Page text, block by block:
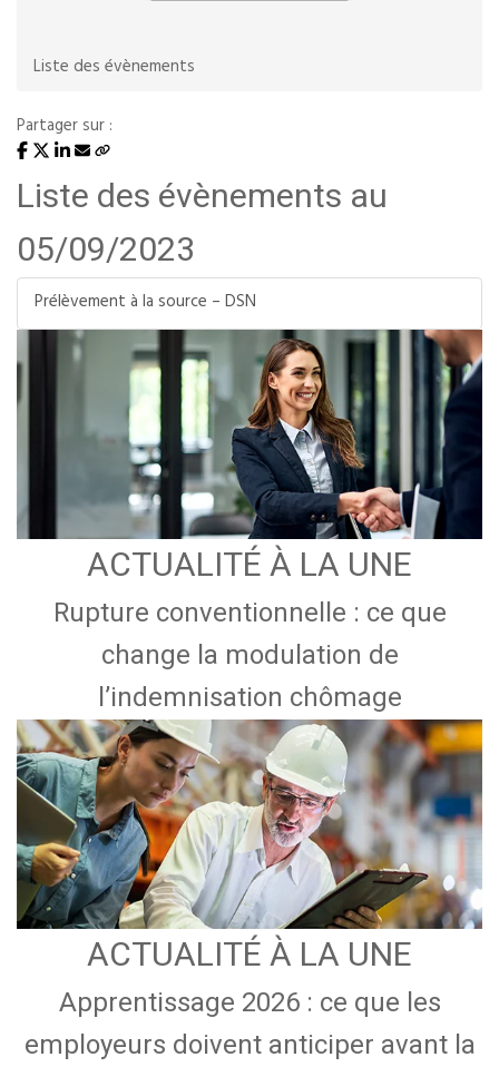
Liste des évènements
Partager sur :
Liste des évènements au
05/09/2023
Prélèvement à la source – DSN
ACTUALITÉ À LA UNE
Rupture conventionnelle : ce que
change la modulation de
l’indemnisation chômage
ACTUALITÉ À LA UNE
Apprentissage 2026 : ce que les
employeurs doivent anticiper avant la